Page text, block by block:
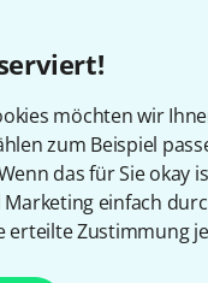
möchten wir
zum Beispiel
das für Sie okay
einfach
erteilte Zustimmung